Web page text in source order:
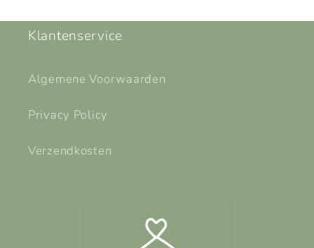
Klantenservice
Algemene Voorwaarden
Privacy Policy
Verzendkosten